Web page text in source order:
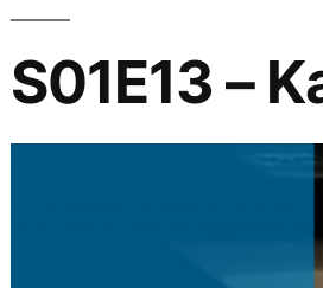
S01E13 –